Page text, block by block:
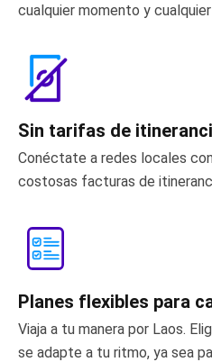
cualquier momento y
Sin tarifas de
Conéctate a redes locales
costosas facturas de
Planes flexibles para
Viaja a tu manera por Laos.
se adapte a tu ritmo, ya sea